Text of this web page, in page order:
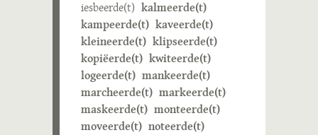
iesbeerde(t) kalmeerde(t)
kampeerde(t) kaveerde(t)
kleineerde(t) klipseerde(t)
kopiëerde(t) kwiteerde(t)
logeerde(t) mankeerde(t)
marcheerde(t) markeerde(t)
maskeerde(t) monteerde(t)
moveerde(t) noteerde(t)